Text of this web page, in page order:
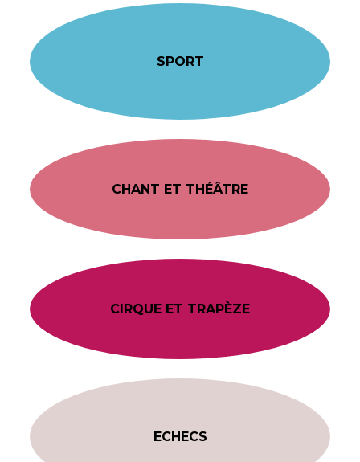
SPORT
CHANT ET THÉÂTRE
CIRQUE ET TRAPÈZE
ECHECS